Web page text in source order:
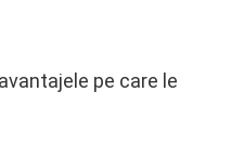
pe care le